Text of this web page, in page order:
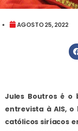
AGOSTO 25, 2022
Jules Boutros é o
entrevista à AIS,
católicos siríacos